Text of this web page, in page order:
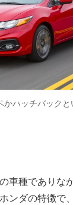
ハッチバック
車種でありな
ンダの特徴で